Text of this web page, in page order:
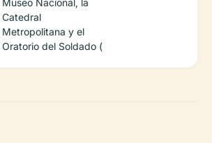
Museo Nacional, la
Catedral
Metropolitana y el
Oratorio del Soldado (